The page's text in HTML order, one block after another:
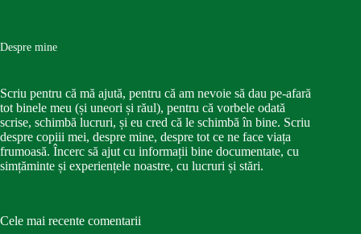
Despre mine
Scriu pentru că mă ajută, pentru că am nevoie să dau pe-afară
tot binele meu (și uneori și răul), pentru că vorbele odată
scrise, schimbă lucruri, și eu cred că le schimbă în bine. Scriu
despre copiii mei, despre mine, despre tot ce ne face viața
frumoasă. Încerc să ajut cu informații bine documentate, cu
simțăminte și experiențele noastre, cu lucruri și stări.
Cele mai recente comentarii